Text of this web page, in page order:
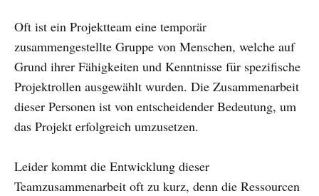
Oft ist ein Projektteam eine temporär
zusammengestellte Gruppe von Menschen, welche auf
Grund ihrer Fähigkeiten und Kenntnisse für spezifische
Projektrollen ausgewählt wurden. Die Zusammenarbeit
dieser Personen ist von entscheidender Bedeutung, um
das Projekt erfolgreich umzusetzen.
Leider kommt die Entwicklung dieser
Teamzusammenarbeit oft zu kurz, denn die Ressourcen